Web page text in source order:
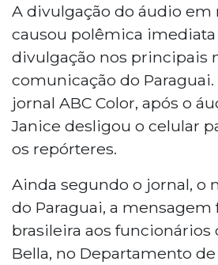
A divulgação do áudio em
causou polêmica
divulgação nos principais
comunicação do
jornal ABC Color, após o
Janice desligou o celular
os repórteres.
Ainda segundo o jornal, o
do Paraguai, a mensagem
brasileira aos funcionários
Bella, no Departamento de